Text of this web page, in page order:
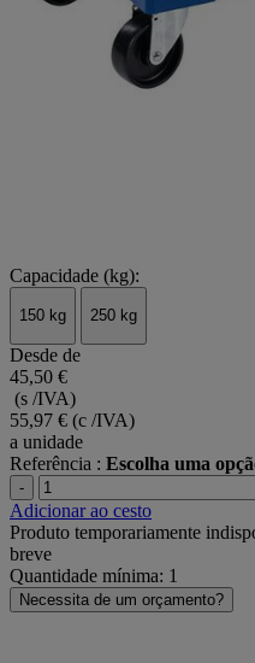
Capacidade (kg):
150 kg 250 kg
Desde de
45,50 €
(s /IVA)
55,97 € (c /IVA)
a unidade
Referência : Escolha uma
-
Adicionar ao cesto
Produto temporariamente
breve
Quantidade mínima: 1
Necessita de um orçamento?